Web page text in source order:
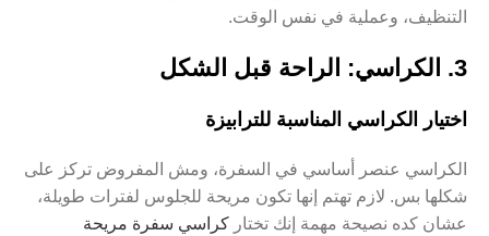
التنظيف، وعملية في نفس الوقت.
3. الكراسي: الراحة قبل الشكل
اختيار الكراسي المناسبة للترابيزة
الكراسي عنصر أساسي في السفرة، ومش المفروض تركز على
شكلها بس. لازم تهتم إنها تكون مريحة للجلوس لفترات طويلة،
عشان كده نصيحة مهمة إنك تختار كراسي سفرة مريحة